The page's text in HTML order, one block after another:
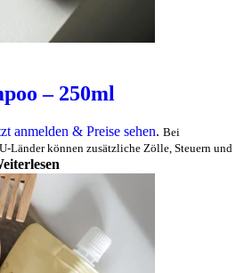
– 250ml
anmelden & Preise sehen. Bei
Länder können zusätzliche Zölle, Steuern und